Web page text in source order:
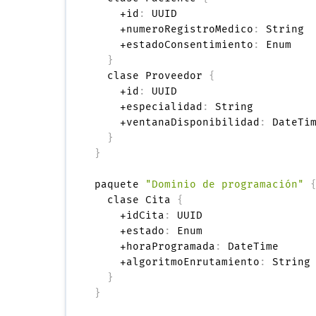
    +id
:
UUID
    +numeroRegistroMedico
:
String
    +estadoConsentimiento
:
Enum
}
  clase Proveedor
{
    +id
:
UUID
    +especialidad
:
String
    +ventanaDisponibilidad
:
}
}
paquete "Dominio de programación"
{
  clase Cita
{
    +idCita
:
UUID
    +estado
:
Enum
    +horaProgramada
:
DateTime
    +algoritmoEnrutamiento
:
String
}
}